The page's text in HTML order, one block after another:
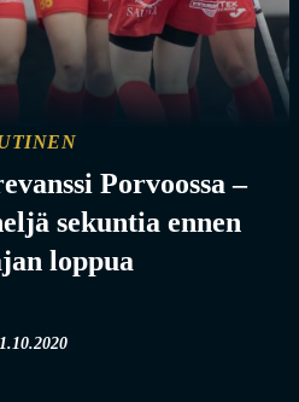
Porvoossa –
sekuntia ennen
loppua